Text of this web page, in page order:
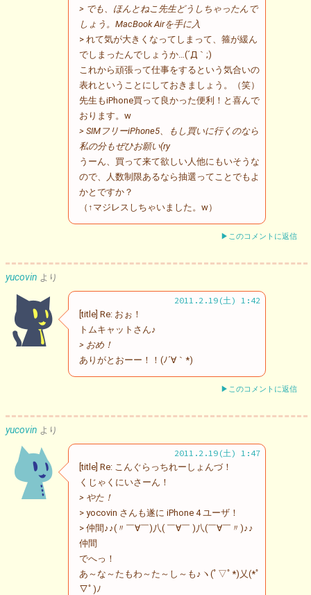
> でも、ほんとねこ先生どうしちゃったんで
しょう。MacBook Airを手に入
> れて気が大きくなってしまって、箍が緩ん
でしまったんでしょうか…(´Д｀;)
これから頑張って仕事をするという気合いの
表れということにしておきましょう。（笑）
先生もiPhone買って良かった便利！と喜んで
おります。w
> SIMフリーiPhone5、もし買いに行くのなら
私の分もぜひお願い(ry
うーん、買って来て欲しい人他にもいそうな
ので、人数制限あるなら抽選ってことでもよ
かとですか？
（↑マジレスしちゃいました。w）
▶このコメントに返信
yucovin より
2011.2.19(土) 1:42
[title] Re: おぉ！
トムキャットさん♪
> おめ！
ありがとおーー！！(ﾉ´∀｀*)
▶このコメントに返信
yucovin より
2011.2.19(土) 1:47
[title] Re: こんぐらっちれーしょんづ！
くじゃくにいさーん！
> やた！
> yocovin さんも遂に iPhone 4 ユーザ！
> 仲間♪♪(〃￣∀￣)八( ￣∀￣ )八(￣∀￣〃)♪♪
仲間
でへっ！
あ～な～たもわ～た～し～も♪ヽ(ﾟ▽ﾟ*)乂(*ﾟ
▽ﾟ)ﾉ